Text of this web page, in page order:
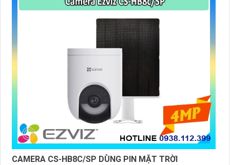
CAMERA CS-HB8C/SP DÙNG PIN MẶT TRỜI